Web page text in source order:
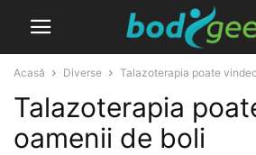
Acasă Diverse Talazoterapia poate
Talazoterapia
oamenii de boli